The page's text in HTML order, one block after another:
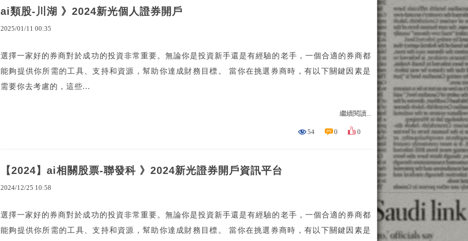
ai類股-川湖 》2024新光個人證券開戶
2025/01/11 00:35
選擇一家好的券商對於成功的投資非常重要。無論你是投資新手還是有經驗的老手，一個合適的券商都
能夠提供你所需的工具、支持和資源，幫助你達成財務目標。 當你在挑選券商時，有以下關鍵因素是
需要你去考慮的，這些...
繼續閱讀...
54 0 0
【2024】ai相關股票-聯發科 》2024新光證券開戶資訊平台
2024/12/25 10:58
選擇一家好的券商對於成功的投資非常重要。無論你是投資新手還是有經驗的老手，一個合適的券商都
能夠提供你所需的工具、支持和資源，幫助你達成財務目標。 當你在挑選券商時，有以下關鍵因素是